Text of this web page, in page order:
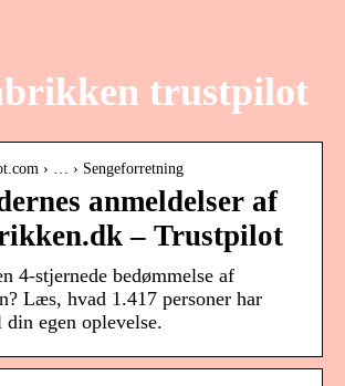
trustpilot
› … › Sengeforretning
anmeldelser af
– Trustpilot
4-stjernede bedømmelse af
Læs, hvad 1.417 personer har
egen oplevelse.